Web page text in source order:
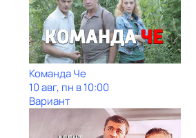
Команда Че
10 авг, пн в 10:00
Вариант